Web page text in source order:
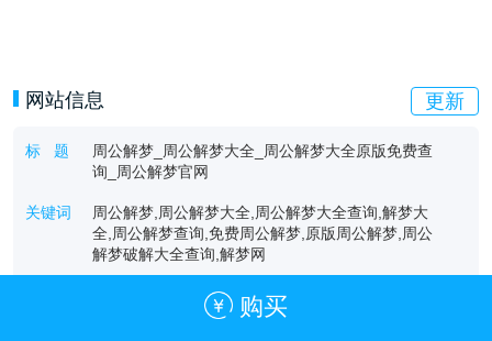
网站信息 更新
标 题
周公解梦_周公解梦大全_周公解梦大全原版免费查
询_周公解梦官网
关键词
周公解梦,周公解梦大全,周公解梦大全查询,解梦大
全,周公解梦查询,免费周公解梦,原版周公解梦,周公
解梦破解大全查询,解梦网
免费周公解梦大全查询系统，翻译了最权威的原版周
公解梦资料，拥有最全面的现代周公解梦破解大全查
购买